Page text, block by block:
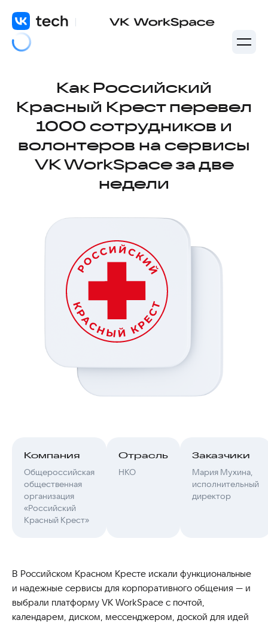
Как Российский
Красный Крест перевел
1000 сотрудников и
волонтеров на сервисы
VK WorkSpace за две
недели
Компания
Общероссийская
общественная
организация
«Российский
Красный Крест»
Отрасль
НКО
Заказчики
Мария Мухина,
исполнительный
директор
В Российском Красном Кресте искали функциональные
и надежные сервисы для корпоративного общения — и
выбрали платформу VK WorkSpace с почтой,
календарем, диском, мессенджером, доской для идей